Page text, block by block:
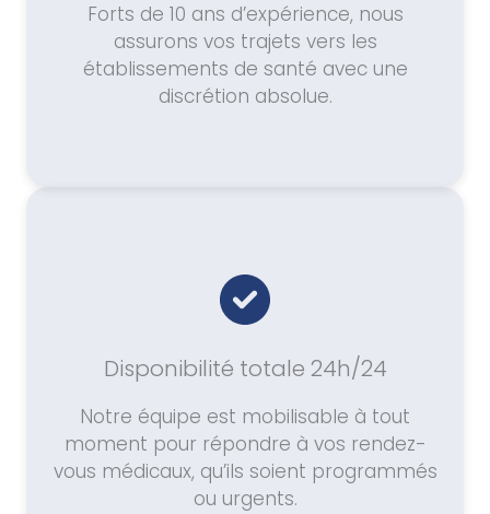
Forts de 10 ans d’expérience, nous
assurons vos trajets vers les
établissements de santé avec une
discrétion absolue.
Disponibilité totale 24h/24
Notre équipe est mobilisable à tout
moment pour répondre à vos rendez-
vous médicaux, qu’ils soient programmés
ou urgents.